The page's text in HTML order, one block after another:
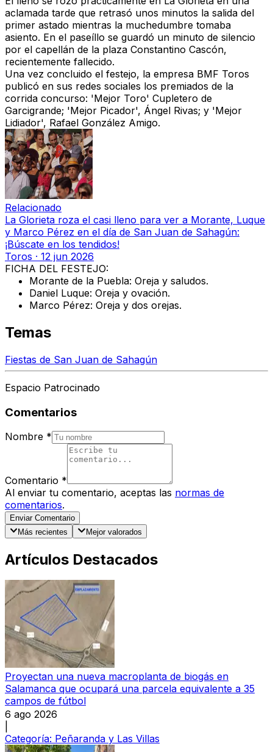
aclamada tarde que retrasó unos minutos la salida del
primer astado mientras la muchedumbre tomaba
asiento. En el paseíllo se guardó un minuto de silencio
por el capellán de la plaza Constantino Cascón,
recientemente fallecido.
Una vez concluido el festejo, la empresa BMF Toros
publicó en sus redes sociales los premiados de la
corrida concurso: 'Mejor Toro' Cupletero de
Garcigrande; 'Mejor Picador', Ángel Rivas; y 'Mejor
Lidiador', Rafael González Amigo.
Relacionado
La Glorieta roza el casi lleno para ver a Morante, Luque
y Marco Pérez en el día de San Juan de Sahagún:
¡Búscate en los tendidos!
Toros · 12 jun 2026
FICHA DEL FESTEJO:
Morante de la Puebla: Oreja y saludos.
Daniel Luque: Oreja y ovación.
Marco Pérez: Oreja y dos orejas.
Temas
Fiestas de San Juan de Sahagún
Espacio Patrocinado
Comentarios
Nombre *
Comentario *
Al enviar tu comentario, aceptas las normas de
comentarios.
Enviar Comentario
Más recientes
Mejor valorados
Artículos Destacados
Proyectan una nueva macroplanta de biogás en
Salamanca que ocupará una parcela equivalente a 35
campos de fútbol
6 ago 2026
Categoría: Peñaranda y Las Villas